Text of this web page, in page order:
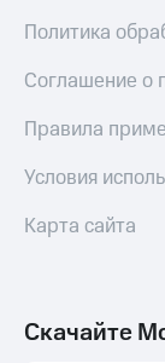
Политика
Соглашение о
Правила
Условия
Карта сайта
Скачайте